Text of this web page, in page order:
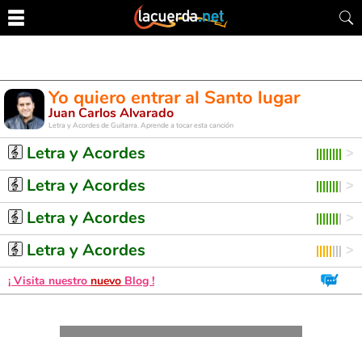
Yo quiero entrar al Santo lugar
Juan Carlos Alvarado
Letra y Acordes de Guitarra. Aprende a tocar esta canción
Letra y Acordes
Letra y Acordes
Letra y Acordes
Letra y Acordes
¡ Visita nuestro nuevo Blog !